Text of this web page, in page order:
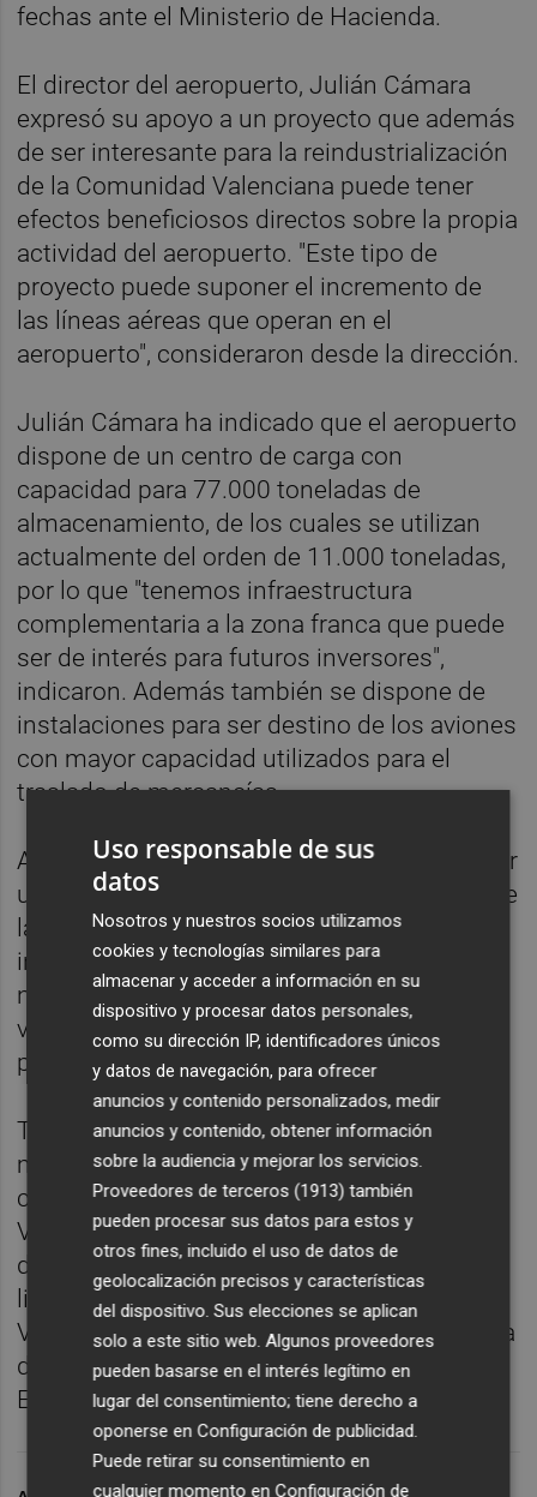
fechas ante el Ministerio de Hacienda.
El director del aeropuerto, Julián Cámara
expresó su apoyo a un proyecto que además
de ser interesante para la reindustrialización
de la Comunidad Valenciana puede tener
efectos beneficiosos directos sobre la propia
actividad del aeropuerto. "Este tipo de
proyecto puede suponer el incremento de
las líneas aéreas que operan en el
aeropuerto", consideraron desde la dirección.
Julián Cámara ha indicado que el aeropuerto
dispone de un centro de carga con
capacidad para 77.000 toneladas de
almacenamiento, de los cuales se utilizan
actualmente del orden de 11.000 toneladas,
por lo que "tenemos infraestructura
complementaria a la zona franca que puede
ser de interés para futuros inversores",
indicaron. Además también se dispone de
instalaciones para ser destino de los aviones
con mayor capacidad utilizados para el
traslado de mercancías.
Agustí consideró que la zona franca debe ser
una infraestructura que suponga "además de
la llegada la Comunitat de nuevas
inversiones que generen prosperidad, una
nueva herramienta para que empresas
valencianas puedan ver favorecidos sus
planes de internacionalización".
Tras las dos reuniones celebradas esta
mañana el primer edil ha manifestado su
convencimiento de que "tanto Puerto de
Valencia como aeropuerto apoyan la
declaración de zona franca y serán, junto al
liderazgo que debe imprimir la Generalitat
Valenciana, el motor que supondrá la llegada
de creación de la quinta zona franca de
España".
Uso responsable de sus
datos
Nosotros y nuestros socios utilizamos
cookies y tecnologías similares para
almacenar y acceder a información en su
dispositivo y procesar datos personales,
como su dirección IP, identificadores únicos
y datos de navegación, para ofrecer
anuncios y contenido personalizados, medir
anuncios y contenido, obtener información
sobre la audiencia y mejorar los servicios.
Proveedores de terceros (1913) también
pueden procesar sus datos para estos y
otros fines, incluido el uso de datos de
geolocalización precisos y características
del dispositivo. Sus elecciones se aplican
solo a este sitio web. Algunos proveedores
pueden basarse en el interés legítimo en
lugar del consentimiento; tiene derecho a
oponerse enConfiguración de publicidad.
Puede retirar su consentimiento en
cualquier momento enConfiguración de